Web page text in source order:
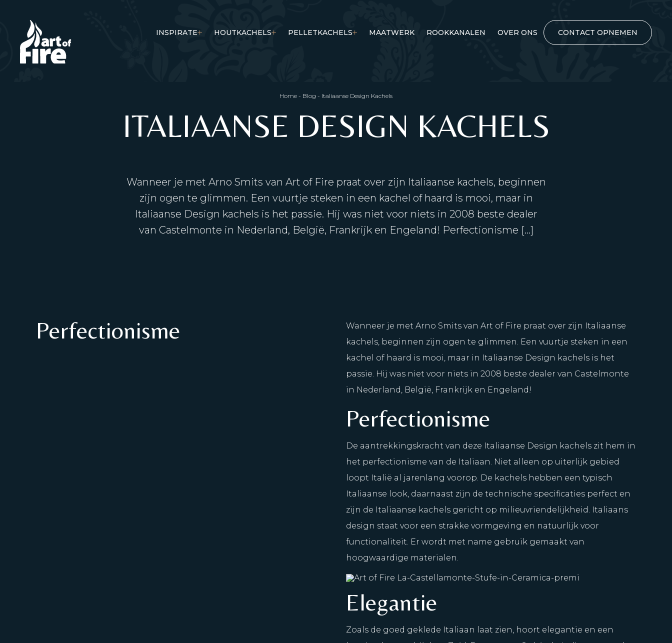
INSPIRATE HOUTKACHELS PELLETKACHELS MAATWERK ROOKKANALEN OVER ONS CONTACT OPNEMEN
Home - Blog - Italiaanse Design Kachels
ITALIAANSE DESIGN KACHELS
Wanneer je met Arno Smits van Art of Fire praat over zijn Italiaanse kachels, beginnen
zijn ogen te glimmen. Een vuurtje steken in een kachel of haard is mooi, maar in
Italiaanse Design kachels is het passie. Hij was niet voor niets in 2008 beste dealer
van Castelmonte in Nederland, België, Frankrijk en Engeland! Perfectionisme […]
Perfectionisme
Wanneer je met Arno Smits van Art of Fire praat over zijn Italiaanse
kachels, beginnen zijn ogen te glimmen. Een vuurtje steken in een
kachel of haard is mooi, maar in Italiaanse Design kachels is het
passie. Hij was niet voor niets in 2008 beste dealer van Castelmonte
in Nederland, België, Frankrijk en Engeland!
Perfectionisme
De aantrekkingskracht van deze Italiaanse Design kachels zit hem in
het perfectionisme van de Italiaan. Niet alleen op uiterlijk gebied
loopt Italië al jarenlang voorop. De kachels hebben een typisch
Italiaanse look, daarnaast zijn de technische specificaties perfect en
zijn de Italiaanse kachels gericht op milieuvriendelijkheid. Italiaans
design staat voor een strakke vormgeving en natuurlijk voor
functionaliteit. Er wordt met name gebruik gemaakt van
hoogwaardige materialen.
Elegantie
Zoals de goed geklede Italiaan laat zien, hoort elegantie en een